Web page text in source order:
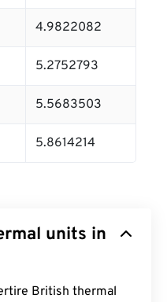
4.9822082
5.2752793
5.5683503
5.8614214
units in
British thermal